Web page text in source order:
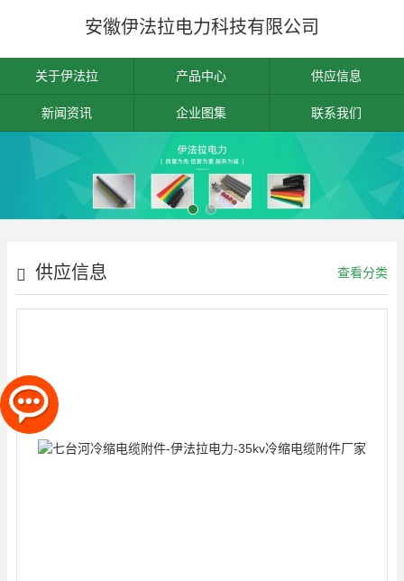
安徽伊法拉电力科技有限公司
关于伊法拉 产品中心 供应信息
新闻资讯 企业图集 联系我们
供应信息 查看分类